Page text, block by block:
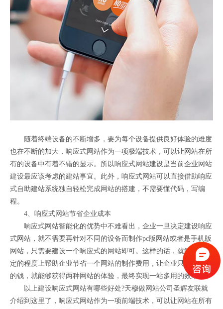
随着终端设备的不断增多，要为每个设备提供良好体验的难度
也在不断的加大，响应式网站作为一项极端技术，可以让网站在所
有的设备中有着不错的显示。所以响应式网站建设是当前企业网站
建设最应该考虑的建站事宜。此外，响应式网站可以直接借助响应
式自助建站系统独自轻松完成网站的搭建，不需要懂代码，写编
程。
4、响应式网站节省企业成本
响应式网站智能化的优势中不难看出，企业一旦决定建设响应
式网站，就不需要再针对不同的设备而制作pc版网站或者是手机版
网站，只需要建设一个响应式的网站即可。这样的话，就能够在一
定的程度上帮助企业节省一个网站的制作费用，让企业只需花一份
的钱，就能够获得两种网站的体验，最终实现一站多用的效果。
以上建设响应式网站有哪些好处?天穆做网站公司圣辉友联就
介绍到这里了，响应式网站作为一项前端技术，可以让网站在所有